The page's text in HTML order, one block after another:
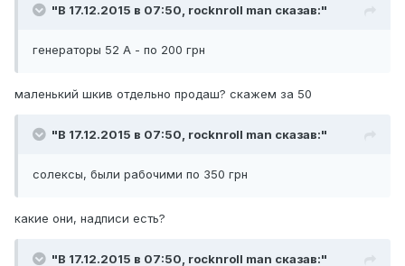
"В 17.12.2015 в 07:50, rocknroll man сказав:"
генераторы 52 А - по 200 грн
маленький шкив отдельно продаш? скажем за 50
"В 17.12.2015 в 07:50, rocknroll man сказав:"
солексы, были рабочими по 350 грн
какие они, надписи есть?
"В 17.12.2015 в 07:50, rocknroll man сказав:"